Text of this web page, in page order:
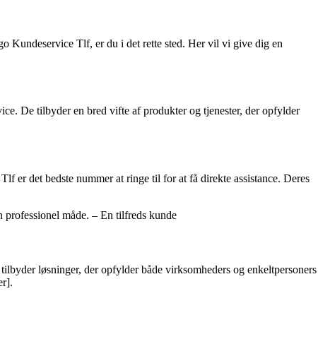
Kundeservice Tlf, er du i det rette sted. Her vil vi give dig en
De tilbyder en bred vifte af produkter og tjenester, der opfylder
er det bedste nummer at ringe til for at få direkte assistance. Deres
måde. – En tilfreds kunde
løsninger, der opfylder både virksomheders og enkeltpersoners